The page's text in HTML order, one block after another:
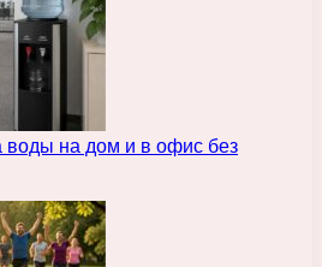
воды на дом и в офис без